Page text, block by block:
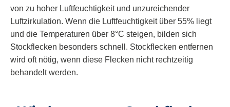
von zu hoher Luftfeuchtigkeit und unzureichender
Luftzirkulation. Wenn die Luftfeuchtigkeit über 55% liegt
und die Temperaturen über 8°C steigen, bilden sich
Stockflecken besonders schnell. Stockflecken entfernen
wird oft nötig, wenn diese Flecken nicht rechtzeitig
behandelt werden.